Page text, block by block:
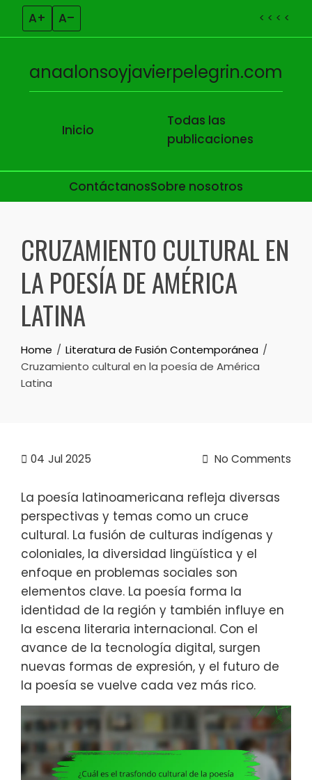
A+ A– < < < <
Inicio
anaalonsoyjavierpelegrin.com
Todas las
publicaciones
ContáctanosSobre nosotros
CRUZAMIENTO CULTURAL EN
LA POESÍA DE AMÉRICA
LATINA
Home
Literatura de Fusión Contemporánea
Cruzamiento cultural en la poesía de América
Latina
04 Jul 2025 No Comments
La poesía latinoamericana refleja diversas
perspectivas y temas como un cruce
cultural. La fusión de culturas indígenas y
coloniales, la diversidad lingüística y el
enfoque en problemas sociales son
elementos clave. La poesía forma la
identidad de la región y también influye en
la escena literaria internacional. Con el
avance de la tecnología digital, surgen
nuevas formas de expresión, y el futuro de
la poesía se vuelve cada vez más rico.